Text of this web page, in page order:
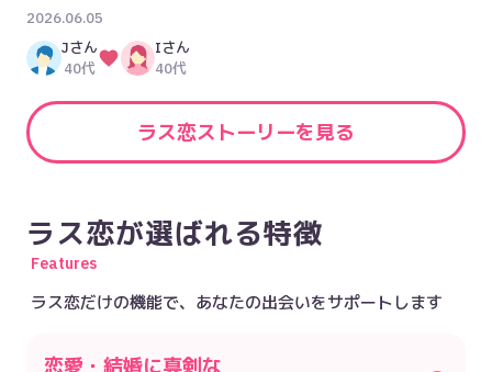
2026.06.05
Jさん
40代
Iさん
40代
ラス恋ストーリーを見る
ラス恋が選ばれる特徴
Features
ラス恋だけの機能で、あなたの出会いをサポートします
恋愛・結婚に真剣な